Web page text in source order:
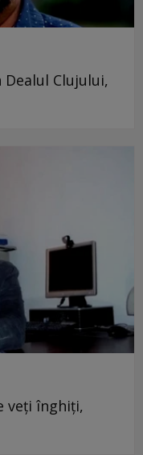
Clujului,
veţi înghiţi,